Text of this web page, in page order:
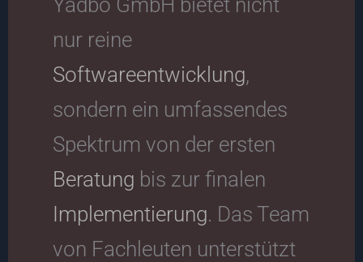
nur reine
Softwareentwicklung,
sondern ein umfassendes
Spektrum von der ersten
Beratung bis zur finalen
Implementierung. Das Team
von Fachleuten unterstützt